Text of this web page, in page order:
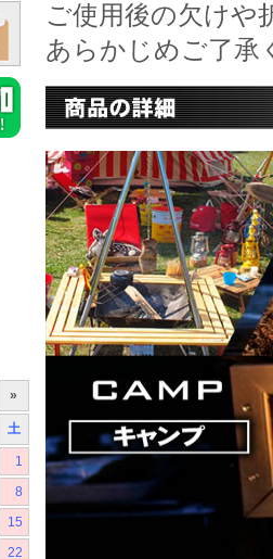
ご使用後の欠けや
あらかじめご了承